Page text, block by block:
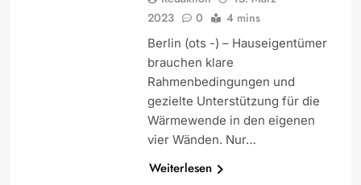
2023
0 4 mins
Berlin (ots -) – Hauseigentümer
brauchen klare
Rahmenbedingungen und
gezielte Unterstützung für die
Wärmewende in den eigenen
vier Wänden. Nur…
Weiterlesen